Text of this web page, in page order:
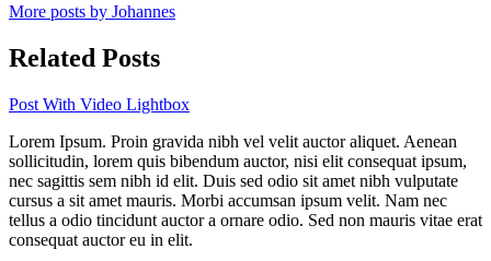
More posts by Johannes
Related Posts
Post With Video Lightbox
Lorem Ipsum. Proin gravida nibh vel velit auctor aliquet. Aenean
sollicitudin, lorem quis bibendum auctor, nisi elit consequat ipsum,
nec sagittis sem nibh id elit. Duis sed odio sit amet nibh vulputate
cursus a sit amet mauris. Morbi accumsan ipsum velit. Nam nec
tellus a odio tincidunt auctor a ornare odio. Sed non mauris vitae erat
consequat auctor eu in elit.